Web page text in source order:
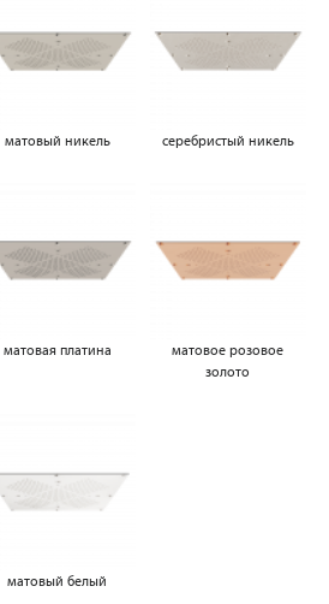
матовый никель серебристый никель
матовая платина
матовое розовое
золото
матовый белый